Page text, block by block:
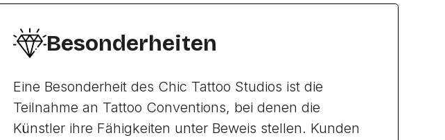
Besonderheiten
Eine Besonderheit des Chic Tattoo Studios ist die
Teilnahme an Tattoo Conventions, bei denen die
Künstler ihre Fähigkeiten unter Beweis stellen. Kunden